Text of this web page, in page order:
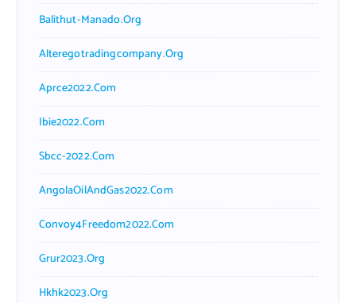
Balithut-Manado.org
Alteregotradingcompany.org
Aprce2022.com
Ibie2022.com
Sbcc-2022.com
AngolaOilAndGas2022.com
Convoy4Freedom2022.com
Grur2023.org
Hkhk2023.org